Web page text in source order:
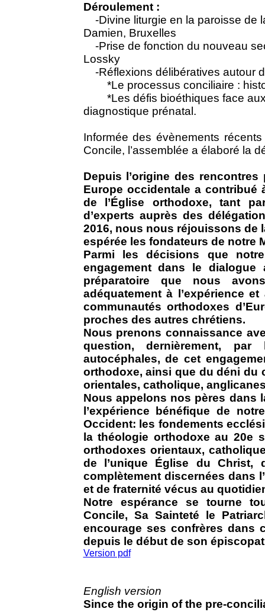
Déroulement :
-Divine liturgie en la paroisse de
Damien, Bruxelles
-Prise de fonction du nouveau
Lossky
-Réflexions délibératives autour
*Le processus conciliaire :
*Les défis bioéthiques face aux
diagnostique prénatal.
Informée des évènements
Concile, l’assemblée a élaboré la
Depuis l’origine des
Europe occidentale a contribué
de l’Église orthodoxe, tant
d’experts auprès des
2016, nous nous réjouissons de
espérée les fondateurs de notre
Parmi les décisions que
engagement dans le
préparatoire que nous
adéquatement à l’expérience
communautés orthodoxes
proches des autres chrétiens.
Nous prenons connaissance
question, dernièrement,
autocéphales, de cet
orthodoxe, ainsi que du déni du
orientales, catholique,
Nous appelons nos pères dans
l’expérience bénéfique de
Occident: les fondements
la théologie orthodoxe au 20e
orthodoxes orientaux,
de l’unique Église du Christ,
complètement discernées dans
et de fraternité vécus au
Notre espérance se tourne
Concile, Sa Sainteté le
encourage ses confrères dans
depuis le début de son
Version pdf
English version
Since the origin of the pre-